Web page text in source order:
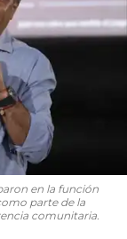
en la función
parte de la
comunitaria.